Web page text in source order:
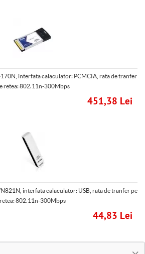
170N, interfata calaculator: PCMCIA, rata de tranfer
retea: 802.11n-300Mbps
451,38 Lei
interfata calaculator: USB, rata de tranfer pe
retea: 802.11n-300Mbps
44,83 Lei